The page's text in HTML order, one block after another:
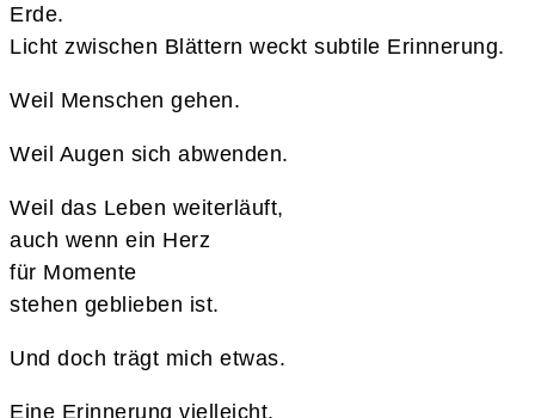
Erde.
Licht zwischen Blättern weckt subtile Erinnerung.
Weil Menschen gehen.
Weil Augen sich abwenden.
Weil das Leben weiterläuft,
auch wenn ein Herz
für Momente
stehen geblieben ist.
Und doch trägt mich etwas.
Eine Erinnerung vielleicht.